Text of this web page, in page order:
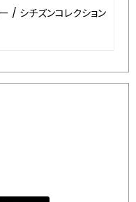
/ シチズンコレクション